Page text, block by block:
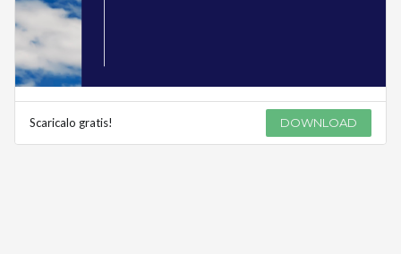
Scaricalo gratis! DOWNLOAD